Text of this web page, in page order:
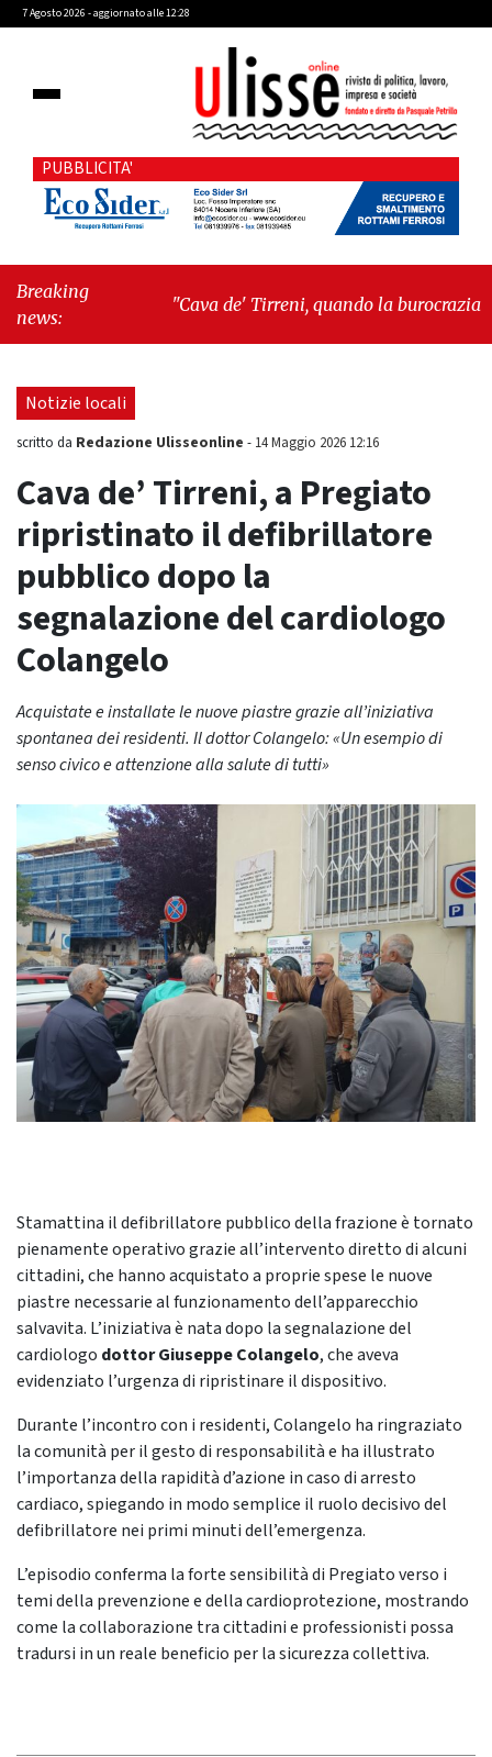
7 Agosto 2026 - aggiornato alle 12:28
PUBBLICITA'
Breaking
news:
"Cava de' Tirreni, quando la burocrazia
Notizie locali
scritto da Redazione Ulisseonline - 14 Maggio 2026 12:16
Cava de’ Tirreni, a Pregiato
ripristinato il defibrillatore
pubblico dopo la
segnalazione del cardiologo
Colangelo
Acquistate e installate le nuove piastre grazie all’iniziativa
spontanea dei residenti. Il dottor Colangelo: «Un esempio di
senso civico e attenzione alla salute di tutti»
Stamattina il defibrillatore pubblico della frazione è tornato
pienamente operativo grazie all’intervento diretto di alcuni
cittadini, che hanno acquistato a proprie spese le nuove
piastre necessarie al funzionamento dell’apparecchio
salvavita. L’iniziativa è nata dopo la segnalazione del
cardiologo dottor Giuseppe Colangelo, che aveva
evidenziato l’urgenza di ripristinare il dispositivo.
Durante l’incontro con i residenti, Colangelo ha ringraziato
la comunità per il gesto di responsabilità e ha illustrato
l’importanza della rapidità d’azione in caso di arresto
cardiaco, spiegando in modo semplice il ruolo decisivo del
defibrillatore nei primi minuti dell’emergenza.
L’episodio conferma la forte sensibilità di Pregiato verso i
temi della prevenzione e della cardioprotezione, mostrando
come la collaborazione tra cittadini e professionisti possa
tradursi in un reale beneficio per la sicurezza collettiva.